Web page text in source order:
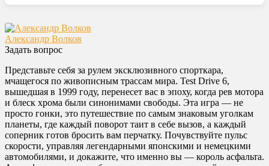
Александр Волков
Задать вопрос
Представьте себя за рулем эксклюзивного спорткара,
мчащегося по живописным трассам мира. Test Drive 6,
вышедшая в 1999 году, перенесет вас в эпоху, когда рев мотора
и блеск хрома были синонимами свободы. Эта игра — не
просто гонки, это путешествие по самым знаковым уголкам
планеты, где каждый поворот таит в себе вызов, а каждый
соперник готов бросить вам перчатку. Почувствуйте пульс
скорости, управляя легендарными японскими и немецкими
автомобилями, и докажите, что именно вы — король асфальта.